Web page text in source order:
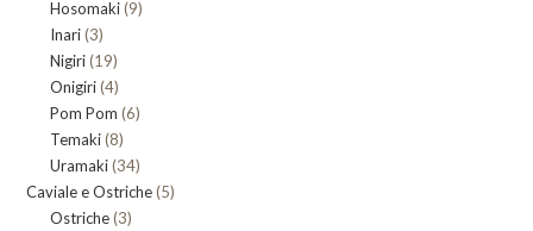
prodotti
Hosomaki 99
Inari 33
prodotti
Nigiri 1919
prodotti
Onigiri 44
prodotti
Pom Pom 66
Temaki 88
prodotti
Uramaki 3434
prodotti
Caviale e Ostriche 55
Ostriche 33